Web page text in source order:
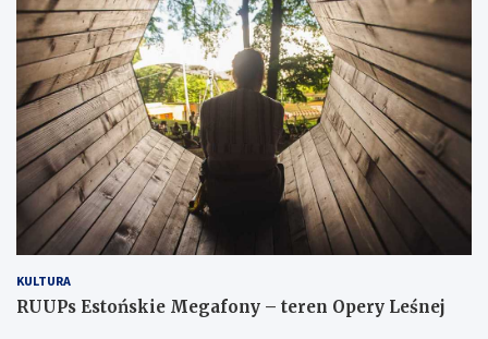
KULTURA
RUUPs Estońskie Megafony – teren Opery Leśnej